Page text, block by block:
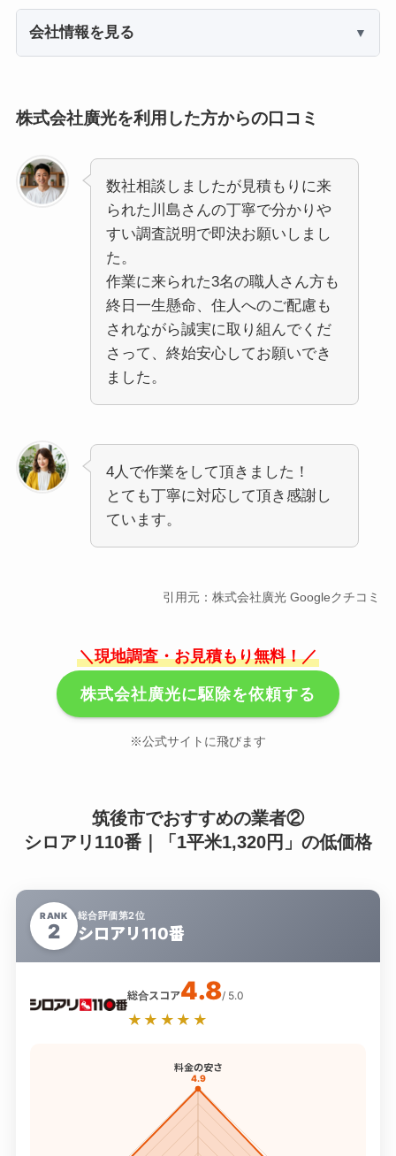
会社情報を見る
株式会社廣光を利用した方からの口コミ
数社相談しましたが見積もりに来
られた川島さんの丁寧で分かりや
すい調査説明で即決お願いしまし
た。
作業に来られた3名の職人さん方も
終日一生懸命、住人へのご配慮も
されながら誠実に取り組んでくだ
さって、終始安心してお願いでき
ました。
4人で作業をして頂きました！
とても丁寧に対応して頂き感謝し
ています。
引用元：株式会社廣光 Googleクチコミ
＼現地調査・お見積もり無料！／
株式会社廣光に駆除を依頼する
※公式サイトに飛びます
筑後市でおすすめの業者②
シロアリ110番｜「1平米1,320円」の低価格
RANK
2
総合評価第2位
シロアリ110番
総合スコア4.8/ 5.0
★★★★★
料金の安さ
4.9